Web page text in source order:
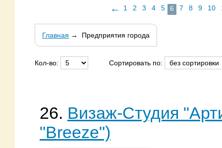
← 1 2 3 4 5 6 7 8 9 10
Главная → Предприятия города
Кол-во: Сортировать по:
26. Визаж-Студия
"Breeze")